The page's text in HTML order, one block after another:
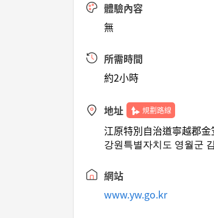
體驗內容
無
所需時間
約2小時
地址 規劃路線
江原特別自治道寧越郡
강원특별자치도 영월군
網站
www.yw.go.kr